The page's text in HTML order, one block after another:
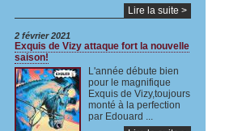
Lire la suite >
2 février 2021
Exquis de Vizy attaque fort la nouvelle
saison!
L'année débute bien
pour le magnifique
Exquis de Vizy,toujours
monté à la perfection
par Edouard ...